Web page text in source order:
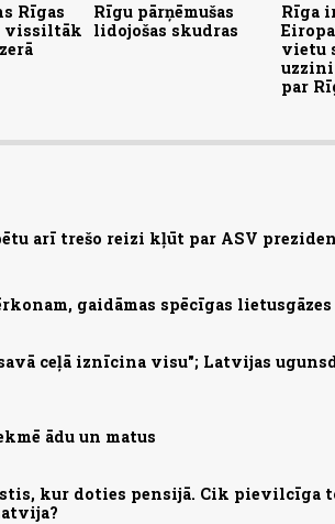
Rīgas
vissiltāk
Rīgu pārņēmušas
lidojošas skudras
Rīga
vietu
par
arī trešo reizi kļūt par ASV
gaidāmas spēcīgas lietusgāzes
ceļā iznīcina visu"; Latvijas
ādu un matus
kur doties pensijā. Cik pievilcīga